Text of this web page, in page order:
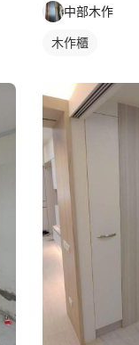
中部木作
木作櫃